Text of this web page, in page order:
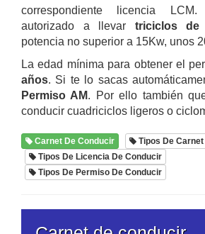
correspondiente licencia
autorizado a llevar triciclos de
potencia no superior a 15Kw, unos
La edad mínima para obtener el
años. Si te lo sacas
Permiso AM. Por ello también
conducir cuadriciclos ligeros o
Carnet De Conducir
Tipos De Carnet
Tipos De Licencia De Conducir
Tipos De Permiso De Conducir